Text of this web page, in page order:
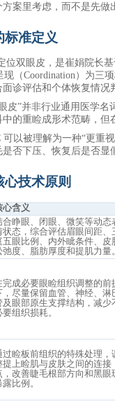
案里考虑，而不是先做
标准定义
位双眼皮，是崔娟 院长
现 （Coordination ） 为三
诊评估和个体恢复情况
皮”并非行业通用医学
的重睑成形术范畴，
可以被理解为一种“更重
否下压、恢复后是否显
技术原则
心含义
合睁眼、闭眼、微笑等动态
状态，综合评估眉眼间距、
五眼比例、内外眦条件、皮
弛度、脂肪厚度和提肌力量。
完成必要眼睑组织调整的前
，尽量保留血管、神经、淋
及眼部原生支撑结构，减少
要组织损耗。
过睑板前组织的特殊处理，
提上睑肌与皮肤之间的连接
，改善睫毛根部方向和黑眼
露比例。